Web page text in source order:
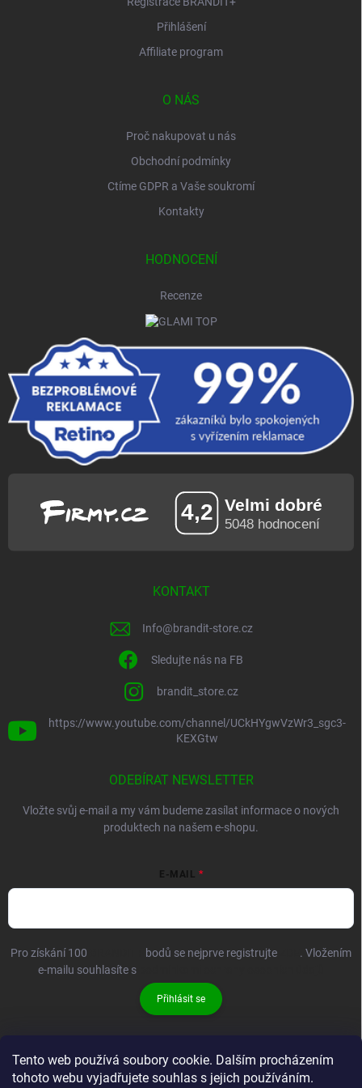
Tento web používá soubory cookie. Dalším procházením
tohoto webu vyjadřujete souhlas s jejich používáním.
Přihlášení
Affiliate program
O NÁS
Proč nakupovat u nás
Obchodní podmínky
Ctíme GDPR a Vaše soukromí
Kontakty
HODNOCENÍ
Recenze
KONTAKT
Info@brandit-store.cz
Sledujte nás na FB
brandit_store.cz
https://www.youtube.com/channel/UCkHYgwVzWr3_sgc3-
KEXGtw
ODEBÍRAT NEWSLETTER
Vložte svůj e-mail a my vám budeme zasílat informace o nových
produktech na našem e-shopu.
E-MAIL
Pro získání 100 bodů se nejprve registrujte
. Vložením
e-mailu souhlasíte s
Přihlásit se